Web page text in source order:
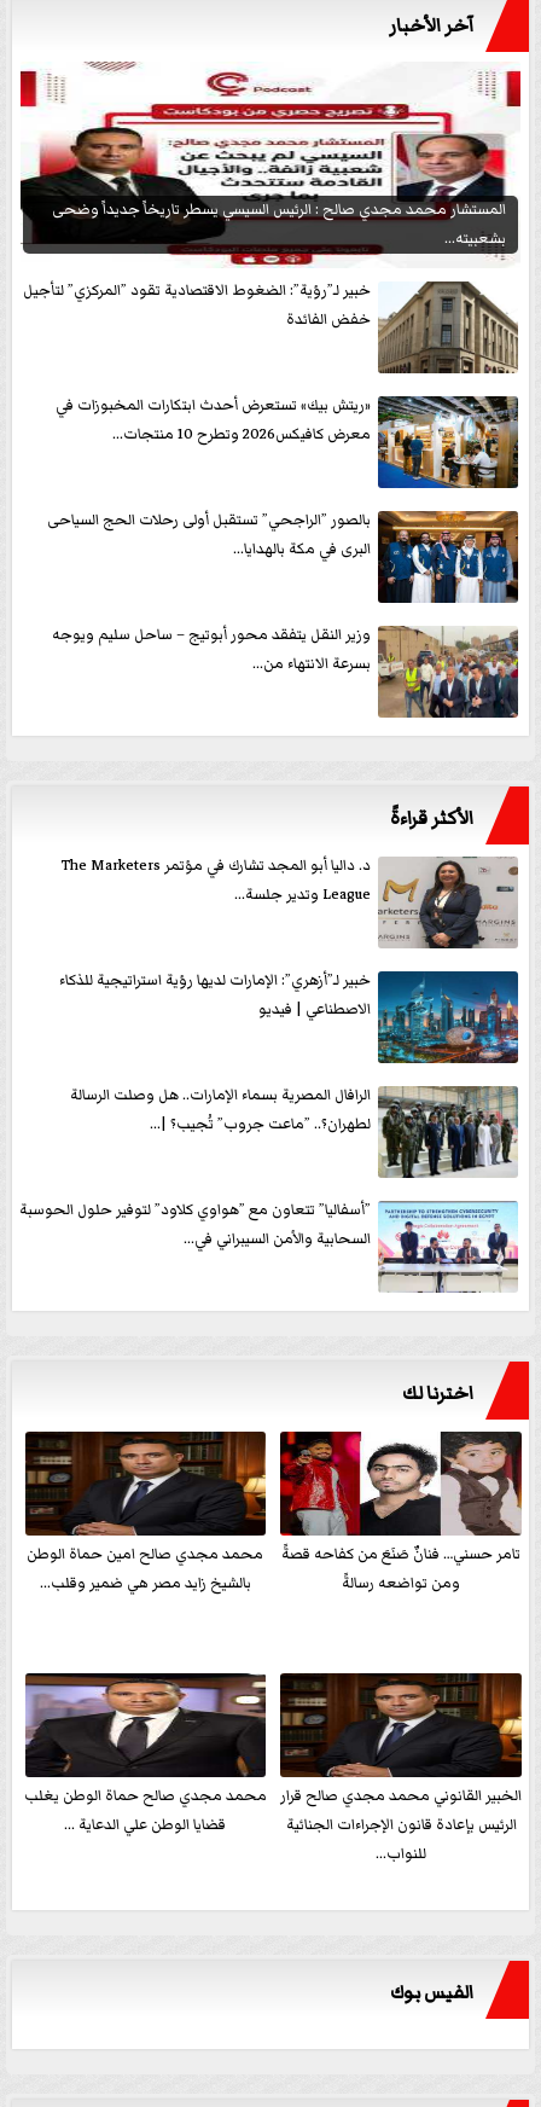
آخر الأخبار
المستشار محمد مجدي صالح : الرئيس السيسي يسطر تاريخاً جديداً وضحى
بشعبيته...
خبير لـ”رؤية”: الضغوط الاقتصادية تقود ”المركزي” لتأجيل
خفض الفائدة
«ريتش بيك» تستعرض أحدث ابتكارات المخبوزات في
معرض كافيكس2026 وتطرح 10 منتجات...
بالصور ”الراجحي” تستقبل أولى رحلات الحج السياحى
البرى في مكة بالهدايا...
وزير النقل يتفقد محور أبوتيج – ساحل سليم ويوجه
بسرعة الانتهاء من...
الأكثر قراءةً
د. داليا أبو المجد تشارك في مؤتمر The Marketers
League وتدير جلسة...
خبير لـ”أزهري”: الإمارات لديها رؤية استراتيجية للذكاء
الاصطناعي | فيديو
الرافال المصرية بسماء الإمارات.. هل وصلت الرسالة
لطهران؟.. ”ماعت جروب” تُجيب؟ |...
”أسفاليا” تتعاون مع ”هواوي كلاود” لتوفير حلول الحوسبة
السحابية والأمن السيبراني في...
اخترنا لك
تامر حسني… فنانٌ صَنَعَ من كفاحه قصةً
ومن تواضعه رسالةً
محمد مجدي صالح امين حماة الوطن
بالشيخ زايد مصر هي ضمير وقلب...
الخبير القانوني محمد مجدي صالح قرار
الرئيس بإعادة قانون الإجراءات الجنائية
للنواب...
محمد مجدي صالح حماة الوطن يغلب
قضايا الوطن علي الدعاية ...
الفيس بوك